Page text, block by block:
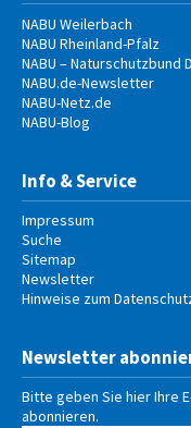
NABU Weilerbach
NABU Rheinland-Pfalz
NABU – Naturschutzbund
NABU.de-Newsletter
NABU-Netz.de
NABU-Blog
Info & Service
Impressum
Suche
Sitemap
Newsletter
Hinweise zum
Newsletter
Bitte geben Sie hier Ihre
abonnieren.